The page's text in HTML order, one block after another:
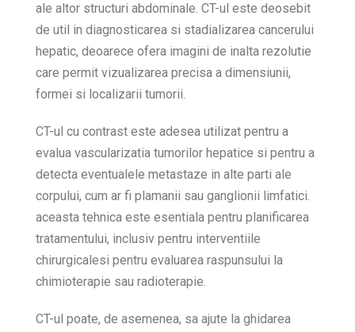
ale altor structuri abdominale. CT-ul este deosebit
de util in diagnosticarea si stadializarea cancerului
hepatic, deoarece ofera imagini de inalta rezolutie
care permit vizualizarea precisa a dimensiunii,
formei si localizarii tumorii.
CT-ul cu contrast este adesea utilizat pentru a
evalua vascularizatia tumorilor hepatice si pentru a
detecta eventualele metastaze in alte parti ale
corpului, cum ar fi plamanii sau ganglionii limfatici.
aceasta tehnica este esentiala pentru planificarea
tratamentului, inclusiv pentru interventiile
chirurgicalesi pentru evaluarea raspunsului la
chimioterapie sau radioterapie.
CT-ul poate, de asemenea, sa ajute la ghidarea